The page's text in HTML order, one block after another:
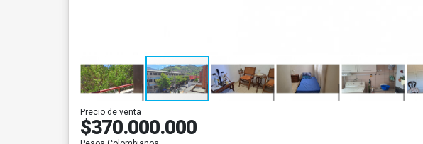
Precio de venta
$370.000.000